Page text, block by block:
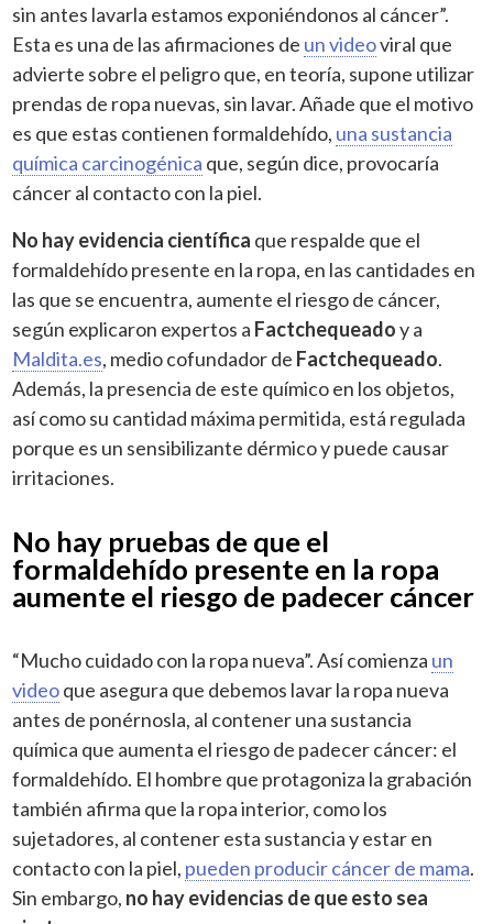
sin antes lavarla estamos exponiéndonos al cáncer”.
Esta es una de las afirmaciones de un videoviral que
advierte sobre el peligro que, en teoría, supone utilizar
prendas de ropa nuevas, sin lavar. Añade que el motivo
es que estas contienen formaldehído, una sustancia
química carcinogénica que, según dice, provocaría
cáncer al contacto con la piel.
No hay evidencia científica que respalde que el
formaldehído presente en la ropa, en las cantidades en
las que se encuentra, aumente el riesgo de cáncer,
según explicaron expertos a Factchequeadoy a
Maldita.es, medio cofundador de Factchequeado.
Además, la presencia de este químico en los objetos,
así como su cantidad máxima permitida, está regulada
porque es un sensibilizante dérmico y puede causar
irritaciones.
No hay pruebas de que el
formaldehído presente en la ropa
aumente el riesgo de padecer cáncer
“Mucho cuidado con la ropa nueva”. Así comienza un
videoque asegura que debemos lavar la ropa nueva
antes de ponérnosla, al contener una sustancia
química que aumenta el riesgo de padecer cáncer: el
formaldehído. El hombre que protagoniza la grabación
también afirma que la ropa interior, como los
sujetadores, al contener esta sustancia y estar en
contacto con la piel, pueden producir cáncer de mama.
Sin embargo, no hay evidencias de que esto sea